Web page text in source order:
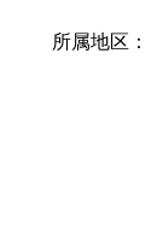
所属地区：